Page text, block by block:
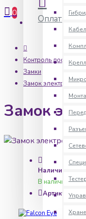
Оплата
0
Контроль доступа
Замки
Замок
Замок
Наличие:
В наличии
Артикул: